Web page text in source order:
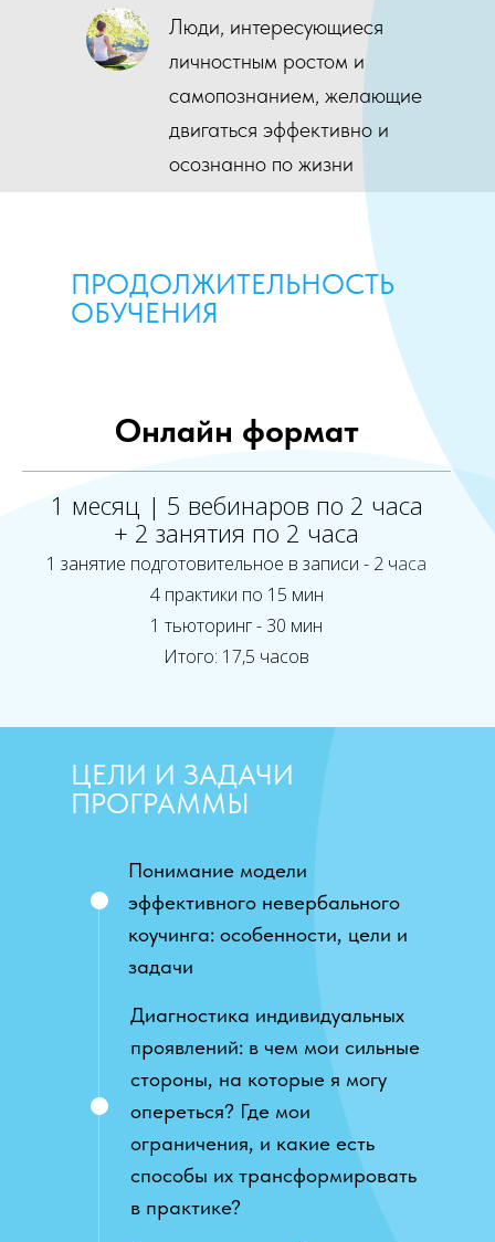
Люди, интересующиеся
личностным ростом и
самопознанием, желающие
двигаться эффективно и
осознанно по жизни
ПРОДОЛЖИТЕЛЬНОСТЬ
ОБУЧЕНИЯ
Онлайн формат
1 месяц | 5 вебинаров по 2 часа
+ 2 занятия по 2 часа
1 занятие подготовительное в записи - 2 часа
4 практики по 15 мин
1 тьюторинг - 30 мин
Итого: 17,5 часов
ЦЕЛИ И ЗАДАЧИ
ПРОГРАММЫ
Понимание модели
эффективного невербального
коучинга: особенности, цели и
задачи
Диагностика индивидуальных
проявлений: в чем мои сильные
стороны, на которые я могу
опереться? Где мои
ограничения, и какие есть
способы их трансформировать
в практике?